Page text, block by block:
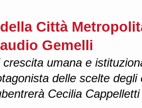
Città
Gemelli
umana e
delle scelte degli
Cecilia Cappelletti